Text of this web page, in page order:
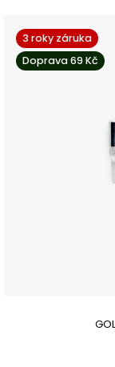
3 roky záruka
Doprava 69 Kč